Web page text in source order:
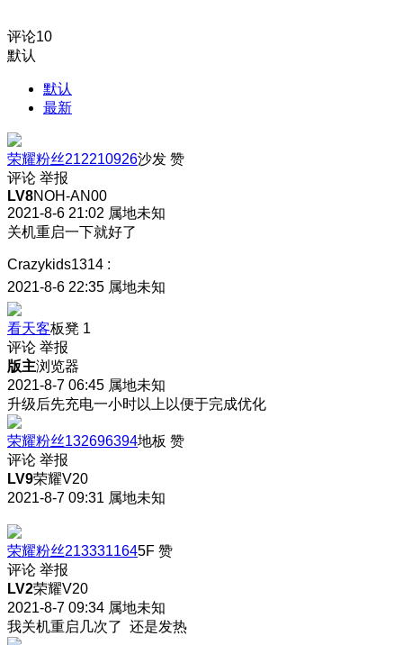
评论10
默认
默认
最新
荣耀粉丝212210926沙发 赞
评论 举报
LV8NOH-AN00
2021-8-6 21:02 属地未知
关机重启一下就好了
Crazykids1314 :
2021-8-6 22:35 属地未知
看天客板凳 1
评论 举报
版主浏览器
2021-8-7 06:45 属地未知
升级后先充电一小时以上以便于完成优化
荣耀粉丝132696394地板 赞
评论 举报
LV9荣耀V20
2021-8-7 09:31 属地未知
荣耀粉丝2133311645F 赞
评论 举报
LV2荣耀V20
2021-8-7 09:34 属地未知
我关机重启几次了 还是发热